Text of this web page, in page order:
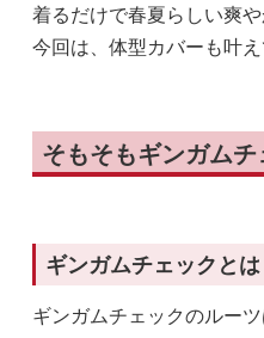
着るだけで春夏らしい爽
今回は、体型カバーも叶
そもそもギンガムチ
ギンガムチェックと
ギンガムチェックのルー